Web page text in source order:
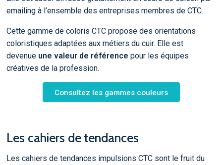
emailing à l’ensemble des entreprises membres de CTC.
Cette gamme de coloris CTC propose des orientations
coloristiques adaptées aux métiers du cuir. Elle est
devenue une valeur de référence pour les équipes
créatives de la profession.
Consultez les gammes couleurs
Les cahiers de tendances
Les cahiers de tendances impulsions CTC sont le fruit du